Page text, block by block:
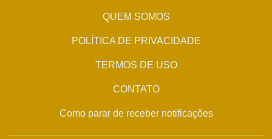
QUEM SOMOS
POLÍTICA DE PRIVACIDADE
TERMOS DE USO
CONTATO
Como parar de receber notificações